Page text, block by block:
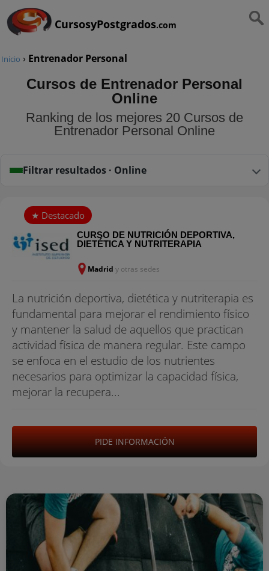
CursosyPostgrados.com
Inicio › Entrenador Personal
Cursos de Entrenador Personal
Online
Ranking de los mejores 20 Cursos de
Entrenador Personal Online
Filtrar resultados · Online
CURSO DE NUTRICIÓN DEPORTIVA,
DIETÉTICA Y NUTRITERAPIA
Madrid y otras sedes
La nutrición deportiva, dietética y nutriterapia es
fundamental para mejorar el rendimiento físico
y mantener la salud de aquellos que practican
actividad física de manera regular. Este campo
se enfoca en el estudio de los nutrientes
necesarios para optimizar la capacidad física,
mejorar la recupera...
PIDE INFORMACIÓN